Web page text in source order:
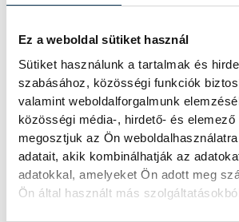
Ez a weboldal sütiket használ
Sütiket használunk a tartalmak és
szabásához, közösségi funkciók
valamint weboldalforgalmunk
közösségi média-, hirdető- és elemező
megosztjuk az Ön
adatait, akik kombinálhatják az
adatokkal, amelyeket Ön adott meg
Ön által használt más
inflációs adatot.
Sorra kerülnek
világháborús
alacsony Dunából
A folyó rekordalacsony
egy csaknem komplett, II.